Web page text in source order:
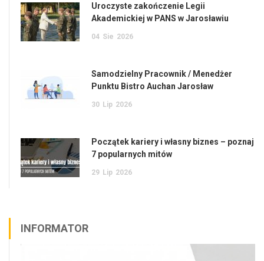
Uroczyste zakończenie Legii
Akademickiej w PANS w Jarosławiu
04 Sie 2026
Samodzielny Pracownik / Menedżer
Punktu Bistro Auchan Jarosław
30 Lip 2026
Początek kariery i własny biznes – poznaj
7 popularnych mitów
29 Lip 2026
INFORMATOR